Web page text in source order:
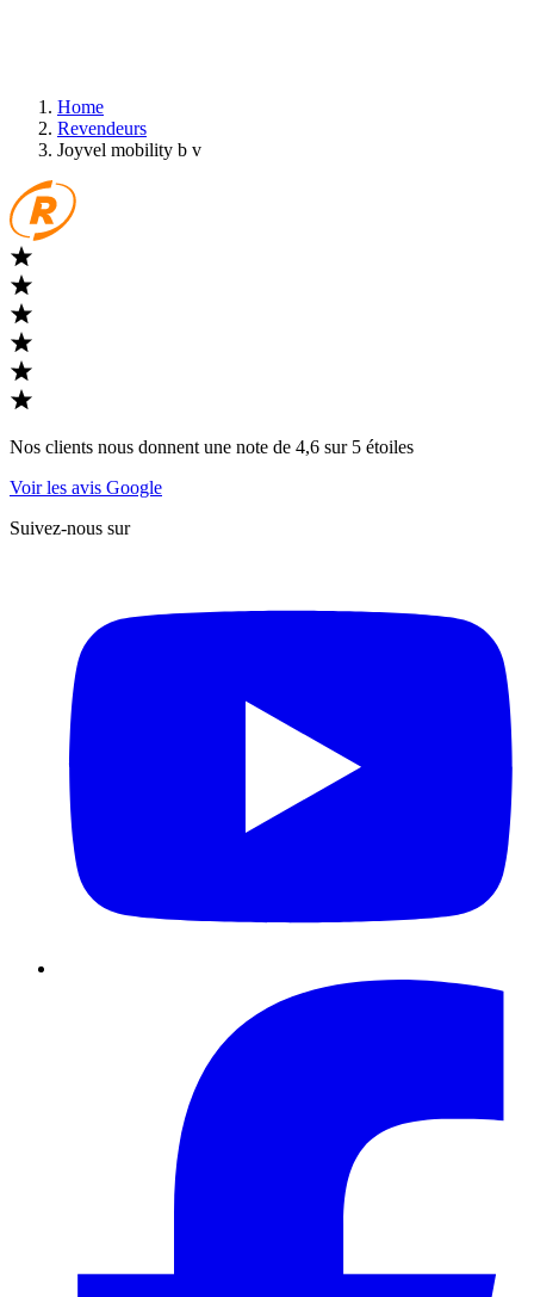
Home
Revendeurs
Joyvel mobility b v
Nos clients nous donnent une note de 4,6 sur 5 étoiles
Voir les avis Google
Suivez-nous sur